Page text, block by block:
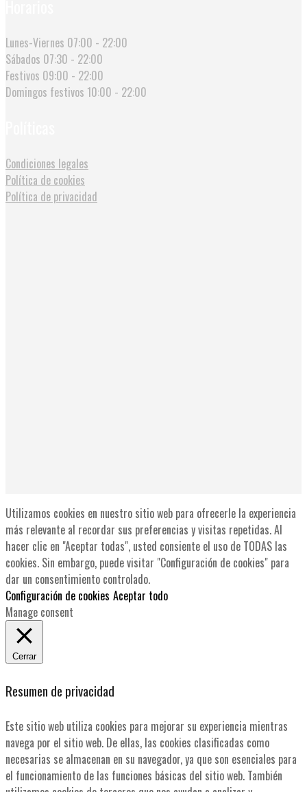
Lunes-Viernes 07:00 - 22:00
Sábados 07:30 - 22:00
Festivos 09:00 - 22:00
Domingos festivos 10:00 - 22:00
Condiciones legales
Política de cookies
Política de privacidad
Utilizamos cookies en nuestro sitio web para ofrecerle la experiencia
más relevante al recordar sus preferencias y visitas repetidas. Al
hacer clic en "Aceptar todas", usted consiente el uso de TODAS las
cookies. Sin embargo, puede visitar "Configuración de cookies" para
dar un consentimiento controlado.
Configuración de cookies Aceptar todo
Manage consent
Cerrar
Resumen de privacidad
Este sitio web utiliza cookies para mejorar su experiencia mientras
navega por el sitio web. De ellas, las cookies clasificadas como
necesarias se almacenan en su navegador, ya que son esenciales para
el funcionamiento de las funciones básicas del sitio web. También